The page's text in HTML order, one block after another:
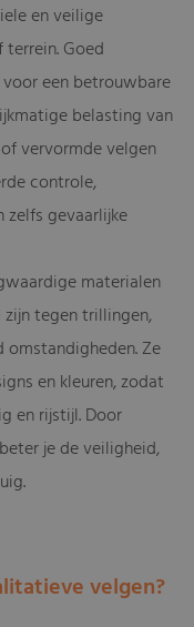
en veilige
Goed
een betrouwbare
belasting van
vervormde velgen
controle,
zelfs gevaarlijke
materialen
tegen trillingen,
omstandigheden. Ze
en kleuren, zodat
en rijstijl. Door
je de veiligheid,
velgen?